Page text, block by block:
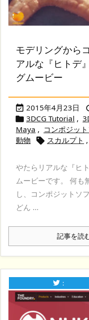
モデリングから
アルな『ヒトデ
グムービー
 2015年4月23日
 3DCG Tutorial ,
Maya , コンポジッ
動物
 スカルプト ,
やたらリアルな『ヒ
ムービーです。 何も
し、コンポジットソ
どん ...
記事を読
：